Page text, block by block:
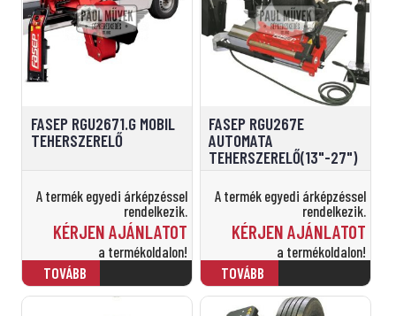
FASEP RGU2671.G MOBIL
TEHERSZERELŐ
A termék egyedi árképzéssel
rendelkezik.
KÉRJEN AJÁNLATOT
a termékoldalon!
FASEP RGU267E
AUTOMATA
TEHERSZERELŐ(13"-27")
A termék egyedi árképzéssel
rendelkezik.
KÉRJEN AJÁNLATOT
a termékoldalon!